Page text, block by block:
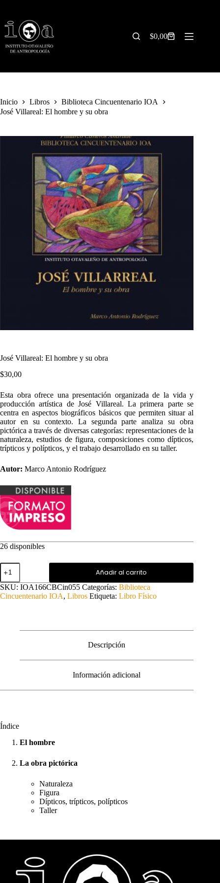
contenido
Carrito
$0,00
Inicio Libros
Biblioteca Cincuentenario IOA
José Villareal: El hombre y su obra
José Villareal: El hombre y su obra
$30,00
Esta obra ofrece una presentación organizada de la vida y
producción artística de José Villareal. La primera parte se
centra en aspectos biográficos básicos que permiten situar al
autor en su contexto. La segunda parte analiza su obra
pictórica a través de diversas categorías: representaciones de la
naturaleza, estudios de figura, composiciones como dípticos,
trípticos y polípticos, y el trabajo desarrollado en su taller.
Autor: Marco Antonio Rodríguez
26 disponibles
José
Villareal:
El
hombre
y
Añadir al carrito
SKU: IOA166CBCin055 Categorías: Biblioteca
Cincuentenario IOA, Libros Etiqueta: Libro Físico
Descripción
Información adicional
Índice
El hombre
La obra pictórica
Naturaleza
Figura
Dípticos, trípticos, polípticos
Taller